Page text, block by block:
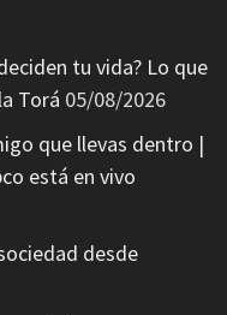
tu vida? Lo que
Torá 05/08/2026
que llevas dentro |
está en vivo
desde